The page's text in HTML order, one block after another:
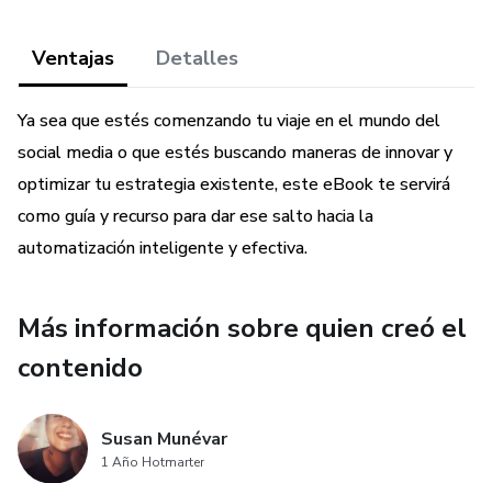
enfoque sin la necesidad de largas horas de planificación
- Crear Contenidos Eficaces y Relevantes: Explora cómo
generar copys, ideas para gráficos y otros contenidos que
resuenen con tu audiencia, todo a través de la IA,
manteniendo siempre el tono y la voz de tu marca.
técnicas para ajustar y perfeccionar tus contenidos y
estrategias con feedback continuo y análisis
automatizados, asegurando que siempre estés un paso
adelante.
Al final de este eBook, no solo habrás aprendido a
Ventajas Detalles
Ya sea que estés comenzando tu viaje en el mundo del
social media o que estés buscando maneras de innovar y
optimizar tu estrategia existente, este eBook te servirá
como guía y recurso para dar ese salto hacia la
automatización inteligente y efectiva.
Más información sobre quien creó el
contenido
Susan Munévar
1 Año Hotmarter